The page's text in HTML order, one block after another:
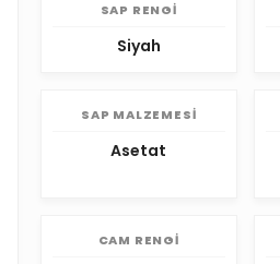
SAP RENGI
Siyah
SAP MALZEMESI
Asetat
CAM RENGI